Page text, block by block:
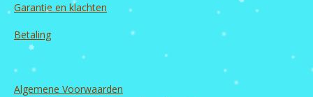
Garantie en klachten
Betaling
Algemene Voorwaarden